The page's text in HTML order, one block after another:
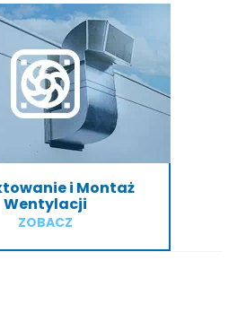
i Montaż
Wentylacji
ZOBACZ